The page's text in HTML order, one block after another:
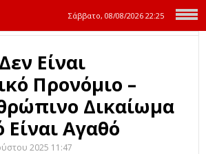
Σάββατο, 08/08/2026 22:25
Είναι
Προνόμιο –
Δικαίωμα
Αγαθό
2025 11:47